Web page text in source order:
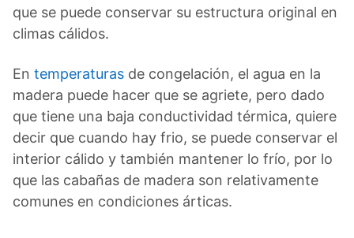
que se puede conservar su estructura original en
climas cálidos.
En temperaturas de congelación, el agua en la
madera puede hacer que se agriete, pero dado
que tiene una baja conductividad térmica, quiere
decir que cuando hay frio, se puede conservar el
interior cálido y también mantener lo frío, por lo
que las cabañas de madera son relativamente
comunes en condiciones árticas.